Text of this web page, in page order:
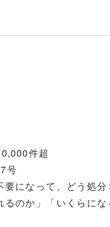
件超
号
になって、どう処
のか」「いくらに